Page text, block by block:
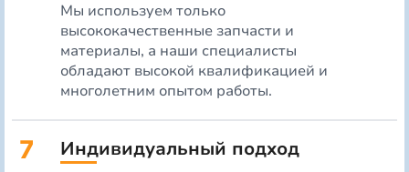
Мы используем только
высококачественные запчасти и
материалы, а наши специалисты
обладают высокой квалификацией и
многолетним опытом работы.
7 Индивидуальный подход